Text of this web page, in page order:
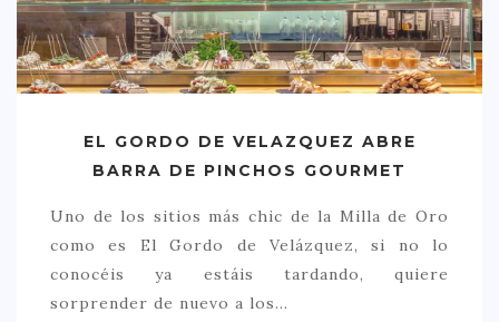
EL GORDO DE VELAZQUEZ ABRE
BARRA DE PINCHOS GOURMET
Uno de los sitios más chic de la Milla de Oro
como es El Gordo de Velázquez, si no lo
conocéis ya estáis tardando, quiere
sorprender de nuevo a los…